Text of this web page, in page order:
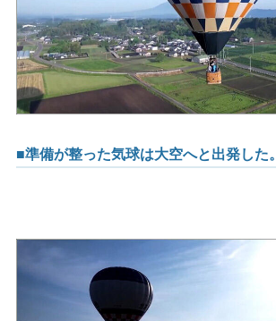
■準備が整った気球は大空へと出発した。